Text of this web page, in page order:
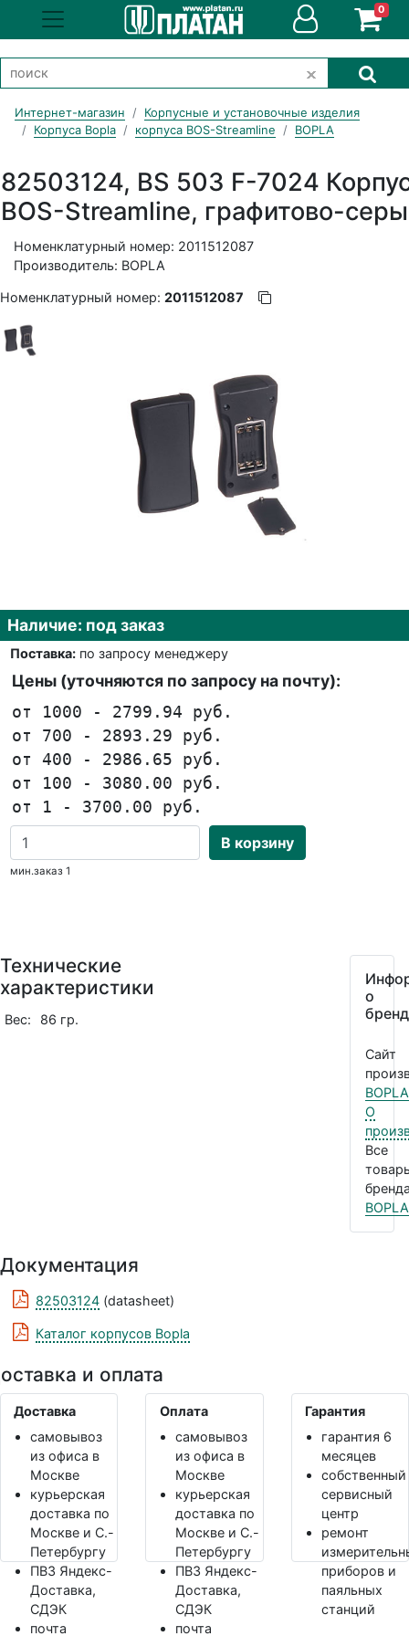
0
Интернет-магазин
Корпусные и установочные изделия
Корпуса Bopla
корпуса BOS-Streamline BOPLA
82503124, BS 503 F-7024
BOS-Streamline, графитово-
Номенклатурный номер: 2011512087
Производитель: BOPLA
Номенклатурный номер: 2011512087
Наличие: под заказ
Поставка:по запросу менеджеру
Цены (уточняются по запросу на почту):
от 1000 - 2799.94 руб.
от 700 - 2893.29 руб.
от 400 - 2986.65 руб.
от 100 - 3080.00 руб.
от 1 - 3700.00 руб.
В корзину
мин.заказ 1
Технические
характеристики
Вес: 86 гр.
о
Сайт
BOPLA
О
Все
BOPLA
Документация
82503124 (datasheet)
Каталог корпусов Bopla
и оплата
Доставка
самовывоз
из офиса в
Москве
курьерская
доставка по
Москве и С.-
Петербургу
ПВЗ Яндекс-
Доставка,
СДЭК
почта
Оплата
самовывоз
из офиса в
Москве
курьерская
доставка по
Москве и С.-
Петербургу
ПВЗ Яндекс-
Доставка,
СДЭК
почта
Гарантия
гарантия 6
месяцев
собственный
сервисный
центр
ремонт
приборов и
паяльных
станций